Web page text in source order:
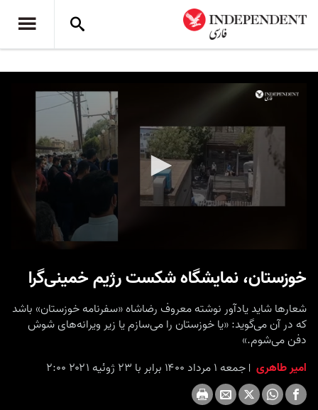
seconds
40
seconds
خوزستان، نمایشگاه شکست رژیم خمینی‌گرا
شعارها شاید یادآور نوشته معروف رضاشاه «سفرنامه خوزستان» باشد
که در آن می‌گوید: «یا خوزستان را می‌سازم یا زیر ویرانه‌های شوش
دفن می‌شوم.»
امیر طاهری جمعه ۱ مرداد ۱۴۰۰ برابر با ۲۳ ژوئیه ۲۰۲۱ ۲:۰۰